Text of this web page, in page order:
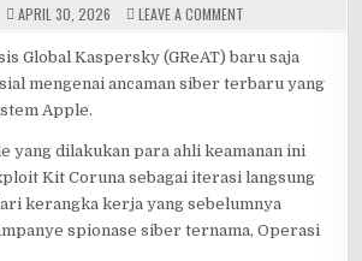
APRIL 30, 2026 LEAVE A COMMENTON
CORUNA
TARGETKAN
PENGGUNA
Global Kaspersky (GReAT) baru saja
mengenai ancaman siber terbaru yang
Apple.
yang dilakukan para ahli keamanan ini
Kit Coruna sebagai iterasi langsung
kerangka kerja yang sebelumnya
spionase siber ternama, Operasi